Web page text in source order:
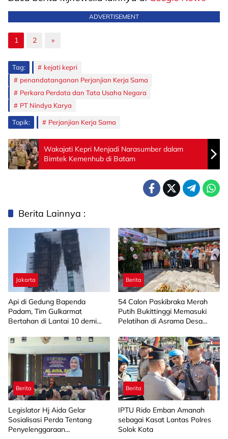
ADVERTISEMENT
1 2 »
Tag:
kejati kepri
penandatanganan Perjanjian Kerja Sama
Perkara Perdata dan Tata Usaha Negara
PT Nindya Karya
Topik: Perjanjian Kerja Sama
Wakajati Kepri Menjadi Narasumber dalam
Bimtek Kemenhub di Batam
Berita Lainnya :
Jakarta
Api di Gedung Bapenda
Padam, Tim Gulkarmat
Bertahan di Lantai 10 demi
Perambatan
Berita
‎54 Calon Paskibraka Merah
Putih Bukittinggi Memasuki
Pelatihan di Asrama Desa
Berita
Legislator Hj Aida Gelar
Sosialisasi Perda Tentang
Penyelenggaraan
Berita
IPTU Rido Emban Amanah
sebagai Kasat Lantas Polres
Solok Kota